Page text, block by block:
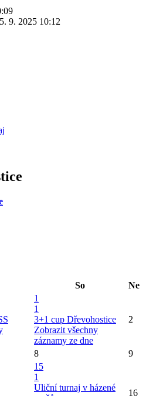
9. 2025 10:12
So Ne
1
1
3+1 cup Dřevohostice
Zobrazit všechny
záznamy ze dne
2
8 9
15
1
Uliční turnaj v házené
16